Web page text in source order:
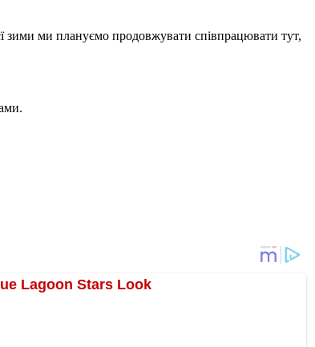
зими ми плануємо продовжувати співпрацювати тут,